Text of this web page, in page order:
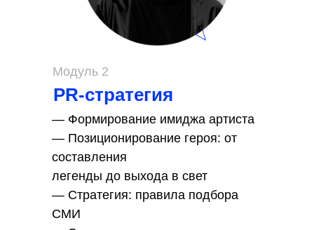
PR-стратегия
Модуль 2
— Формирование имиджа артиста
— Позиционирование героя: от
составления
легенды до выхода в свет
— Стратегия: правила подбора
СМИ